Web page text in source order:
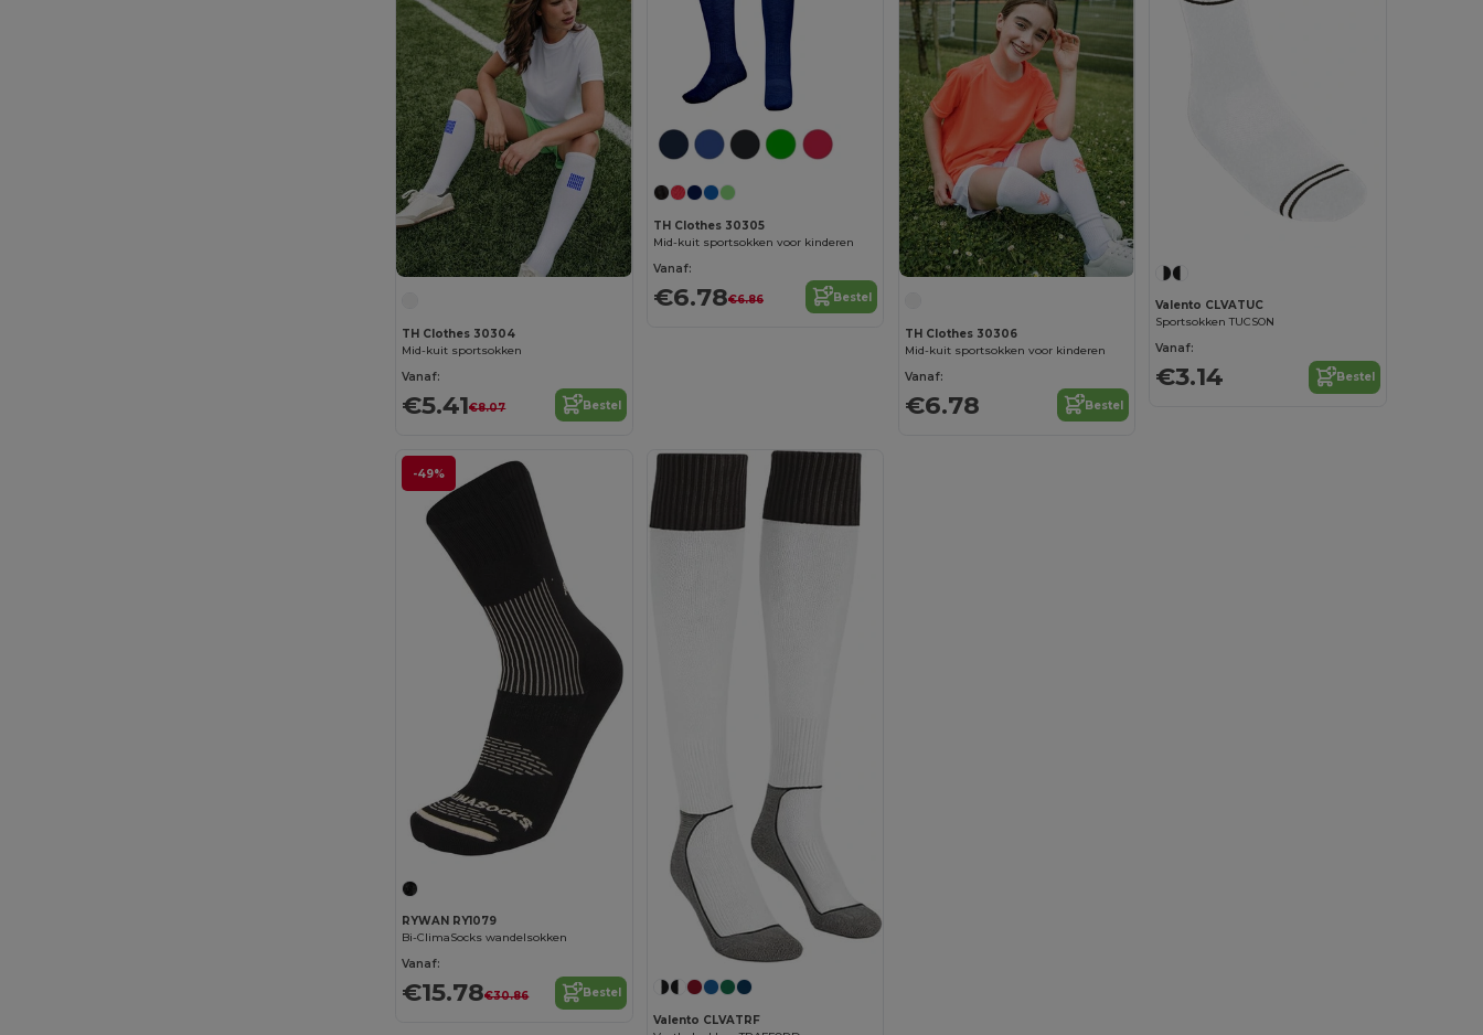
TH Clothes 30304
Mid-kuit sportsokken
Vanaf:
€5.41€8.07 Bestel
TH Clothes 30305
Mid-kuit sportsokken voor kinderen
Vanaf:
€6.78€6.86 Bestel
TH Clothes 30306
Mid-kuit sportsokken voor kinderen
Vanaf:
€6.78 Bestel
Valento CLVATUC
Sportsokken TUCSON
Vanaf:
€3.14 Bestel
-49%
RYWAN RY1079
Bi-ClimaSocks wandelsokken
Vanaf:
€15.78€30.86
Bestel
Valento CLVATRF